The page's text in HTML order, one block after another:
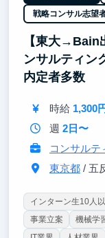
実務経験を積
ピソードが得
【学業や学生
試験や免許合
能です。
事業が生まれ
お待ちしてい
戦略コンサル志望
【東大→Bain
ンサルティン
内定者多数
時給 1,300
週 2日〜
コンサルテ
東京都/ 五反
インターン生10人
事業立案
機械学